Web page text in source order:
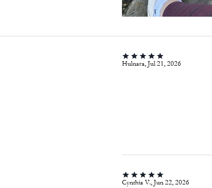
Hulnara, Jul 21, 2026
Cynthia V., Jun 22, 2026